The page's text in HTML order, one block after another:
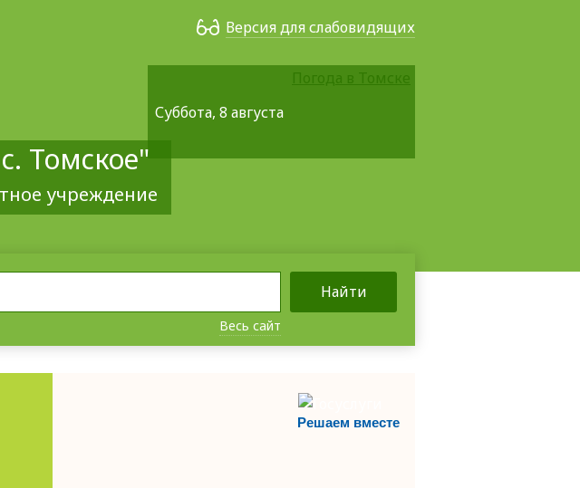
Версия для слабовидящих
Томское"
учреждение
Суббота, 8 августа
Погода в Томске
Найти
Весь сайт
Решаем вместе